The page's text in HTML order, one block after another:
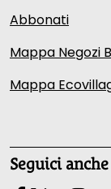
Abbonati
Mappa Negozi
Mappa
Seguici